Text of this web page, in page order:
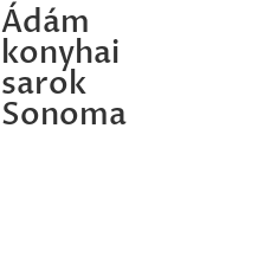
Ádám
konyhai
sarok
Sonoma